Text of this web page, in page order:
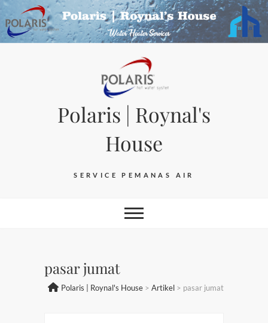
Skip
to
content
Polaris | Roynal's
House
SERVICE PEMANAS AIR
pasar jumat
Polaris | Roynal's House > Artikel > pasar jumat